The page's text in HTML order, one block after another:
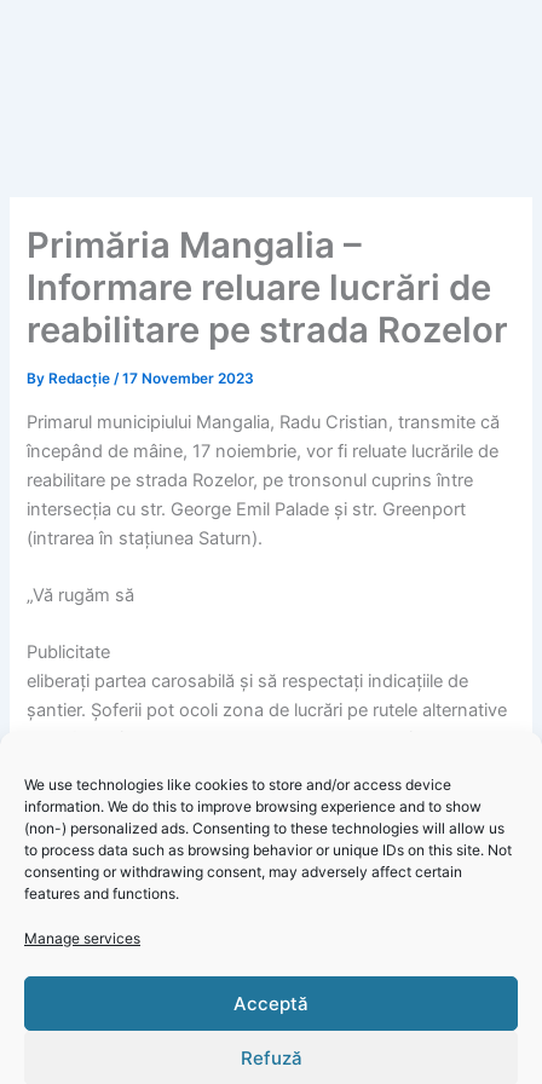
We use technologies like cookies to store and/or access device
information. We do this to improve browsing experience and to show
(non-) personalized ads. Consenting to these technologies will allow us
to process data such as browsing behavior or unique IDs on this site. Not
consenting or withdrawing consent, may adversely affect certain
features and functions.
Manage services
Acceptă
Refuză
Primăria Mangalia –
Informare reluare lucrări de
reabilitare pe strada Rozelor
By Redacție/17 November 2023
Primarul municipiului Mangalia, Radu Cristian, transmite că
începând de mâine, 17 noiembrie, vor fi reluate lucrările de
reabilitare pe strada Rozelor, pe tronsonul cuprins între
intersecția cu str. George Emil Palade și str. Greenport
(intrarea în stațiunea Saturn).
„Vă rugăm să
Publicitate
eliberați partea carosabilă și să respectați indicațiile de
șantier. Șoferii pot ocoli zona de lucrări pe rutele alternative
Primăria Mangalia – Informare reluare lucrări de reabilitare
Click 'I